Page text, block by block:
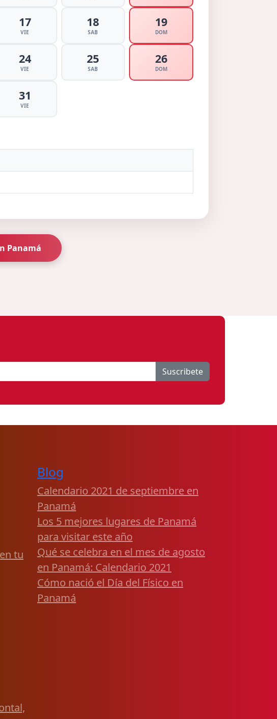
17
VIE
18
SAB
19
DOM
24
VIE
25
SAB
26
DOM
31
VIE
Panamá
Suscribete
tu
Blog
Calendario 2021 de septiembre en
Panamá
Los 5 mejores lugares de Panamá
para visitar este año
Qué se celebra en el mes de agosto
en Panamá: Calendario 2021
Cómo nació el Día del Físico en
Panamá